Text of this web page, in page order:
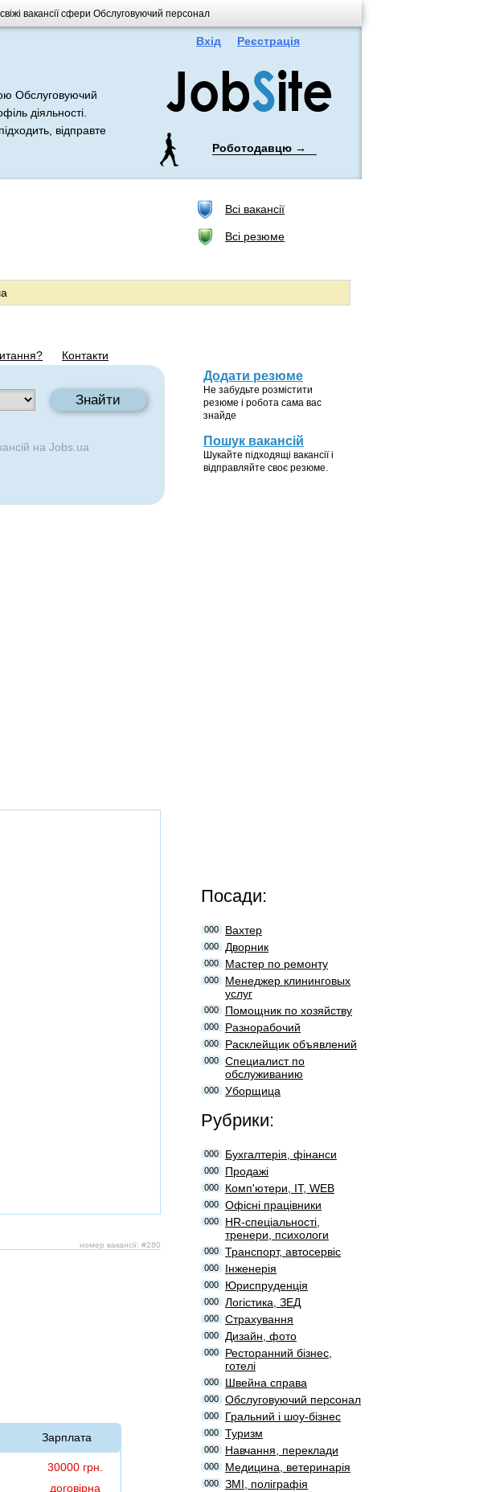
вакансії сфери Обслуговуючий персонал
Обслуговуючий
діяльності.
відправте
Вхід Реєстрація
Роботодавцю →
Всі вакансії
Всі резюме
Контакти
на Jobs.ua
Додати резюме
Не забудьте розмістити
резюме і робота сама вас
знайде
Пошук вакансій
Шукайте підходящі вакансії і
відправляйте своє резюме.
номер вакансії: #280
Зарплата
30000 грн.
договірна
Посади:
000 Вахтер
000 Дворник
000 Мастер по ремонту
000
Менеджер клининговых
услуг
000 Помощник по хозяйству
000 Разнорабочий
000 Расклейщик объявлений
000
Специалист по
обслуживанию
000 Уборщица
Рубрики:
000 Бухгалтерія, фінанси
000 Продажі
000 Комп'ютери, IT, WEB
000 Офісні працівники
000
HR-спеціальності,
тренери, психологи
000 Транспорт, автосервіс
000 Інженерія
000 Юриспруденція
000 Логістика, ЗЕД
000 Страхування
000 Дизайн, фото
000
Ресторанний бізнес,
готелі
000 Швейна справа
000 Обслуговуючий персонал
000 Гральний і шоу-бізнес
000 Туризм
000 Навчання, переклади
000 Медицина, ветеринарія
000 ЗМІ, поліграфія